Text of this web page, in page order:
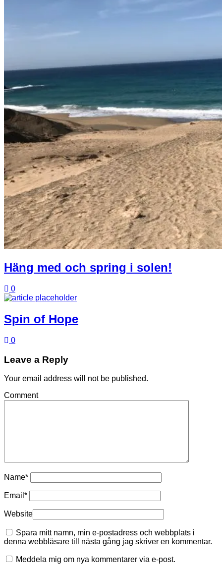
Häng med och spring i solen!
0
Spin of Hope
0
Leave a Reply
Your email address will not be published.
Comment
Name*
Email *
Website
Spara mitt namn, min e-postadress och webbplats i
denna webbläsare till nästa gång jag skriver en kommentar.
Meddela mig om nya kommentarer via e-post.